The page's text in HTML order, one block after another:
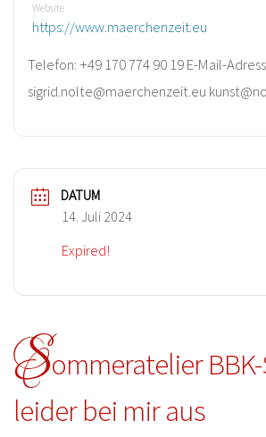
Website
https://www.maerchenzeit.eu
Telefon: +49 170 774 90 19 E-Mail-
sigrid.nolte@maerchenzeit.eu
DATUM
14. Juli 2024
Expired!
Sommeratelier
leider bei mir aus